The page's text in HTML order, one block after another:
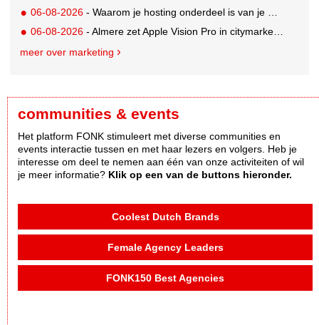
06-08-2026 - Waarom je hosting onderdeel is van je merkstrategie
06-08-2026 - Almere zet Apple Vision Pro in citymarketing
meer over marketing
communities & events
Het platform FONK stimuleert met diverse communities en
events interactie tussen en met haar lezers en volgers. Heb je
interesse om deel te nemen aan één van onze activiteiten of wil
je meer informatie? Klik op een van de buttons hieronder.
Coolest Dutch Brands
Female Agency Leaders
FONK150 Best Agencies